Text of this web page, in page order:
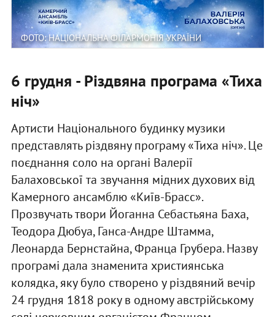
ФОТО: НАЦІОНАЛЬНА ФІЛАРМОНІЯ УКРАЇНИ
6 грудня - Різдвяна програма «Тиха
ніч»
Артисти Національного будинку музики
представлять різдвяну програму «Тиха ніч». Це
поєднання соло на органі Валерії
Балаховської та звучання мідних духових від
Камерного ансамблю «Київ-Брасс».
Прозвучать твори Йоганна Себастьяна Баха,
Теодора Дюбуа, Ганса-Андре Штамма,
Леонарда Бернстайна, Франца Грубера. Назву
програмі дала знаменита християнська
колядка, яку було створено у різдвяний вечір
24 грудня 1818 року в одному австрійському